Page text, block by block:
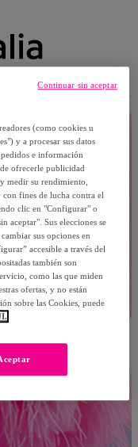
(como cookies u
y a procesar sus datos
pedidos e información
ofrecerle publicidad
medir su rendimiento,
con fines de lucha contra el
clic en "Configurar" o
aceptar". Sus elecciones se
sus opciones en
accesible a través del
también son
como las que miden
ofertas, y no están
sobre las Cookies, puede
Continuar sin aceptar